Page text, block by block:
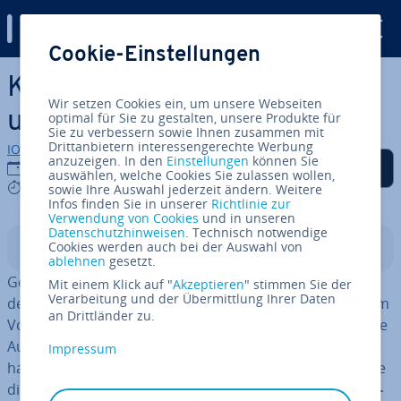
Zum Haupt­in­halt springen
Kos­ten­vor­anschlag: Kosten
und Ver­bind­lich­keit
IONOS Redaktion
14.11.2018
7 mins
Auf Facebook teilen
Auf Twitter teilen
Auf LinkedIn teilen
Als be­vor­zug­te Quelle
auf Google hin­zu­fü­gen
In­halts­ver­zeich­nis
Geld wächst be­kann­ter­ma­ßen nicht auf Bäumen –
deshalb will oder muss man manchmal einfach schon im
Voraus wissen, wie viel Geld man für Ma­ler­ar­bei­ten, eine
Au­to­re­pa­ra­tur oder ein großes Bau­vor­ha­ben parat
haben muss. Ein Kos­ten­vor­anschlag kann als Grundlage
dienen, um sich einenÜberblick über die zu er­war­ten­
Cookie-Einstellungen
Wir setzen Cookies ein, um unsere Webseiten
optimal für Sie zu gestalten, unsere Produkte für
Sie zu verbessern sowie Ihnen zusammen mit
Drittanbietern interessengerechte Werbung
anzuzeigen. In den Einstellungen können Sie
auswählen, welche Cookies Sie zulassen wollen,
sowie Ihre Auswahl jederzeit ändern. Weitere
Infos finden Sie in unserer Richtlinie zur
Verwendung von Cookies und in unseren
Datenschutzhinweisen. Technisch notwendige
Cookies werden auch bei der Auswahl von
ablehnen gesetzt.
Mit einem Klick auf "Akzeptieren" stimmen Sie der
Verarbeitung und der Übermittlung Ihrer Daten
an Drittländer zu.
Impressum